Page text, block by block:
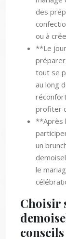
des
ou à
**Le
tout se
au long
profiter
**Après
un
le
Choisir
conseils